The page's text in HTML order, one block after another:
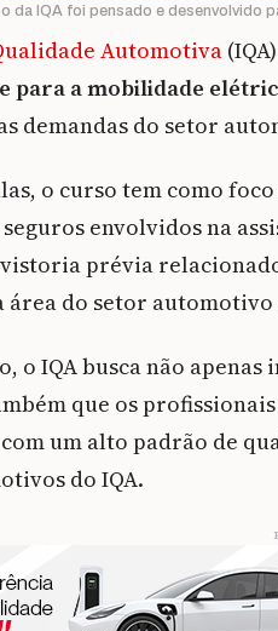
da IQA foi pensado e desenvolvido
Automotiva
para a mobilidade
demandas do setor
o curso tem como
envolvidos na
vistoria prévia
área do setor
o IQA busca não
que os
um alto padrão de
do IQA.